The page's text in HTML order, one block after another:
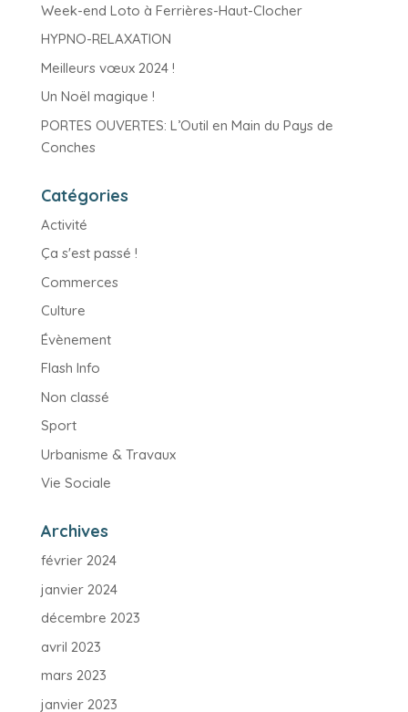
Week-end Loto à Ferrières-Haut-Clocher
HYPNO-RELAXATION
Meilleurs vœux 2024 !
Un Noël magique !
PORTES OUVERTES: L’Outil en Main du Pays de
Conches
Catégories
Activité
Ça s'est passé !
Commerces
Culture
Évènement
Flash Info
Non classé
Sport
Urbanisme & Travaux
Vie Sociale
Archives
février 2024
janvier 2024
décembre 2023
avril 2023
mars 2023
janvier 2023